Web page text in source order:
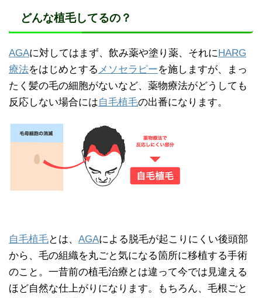
どんな植毛してるの？
AGAに対してはまず、飲み薬や塗り薬、それにHARG
療法をはじめとする メソセラピーを施しますが、まっ
たく髪の毛の細胞がないなど、薬物療法がどうしても
反応しない場合には自毛植毛の出番になります。
自毛植毛とは、 AGAによる脱毛が起こりにくい後頭部
から、毛の組織を丸ごと気になる箇所に移植する手術
のこと。一昔前の植毛治療とは違って今では見違える
ほど自然な仕上がりになります。もちろん、毛根ごと